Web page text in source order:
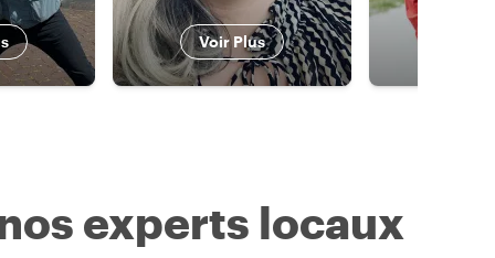
Voir Plus
experts locaux